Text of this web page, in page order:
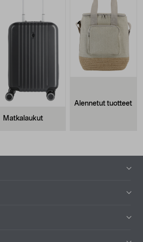
Matkalaukut
Alennetut tuotteet